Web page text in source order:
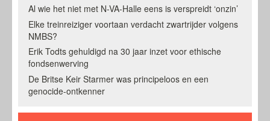
Al wie het niet met N-VA-Halle eens is verspreidt ‘onzin’
Elke treinreiziger voortaan verdacht zwartrijder volgens
NMBS?
Erik Todts gehuldigd na 30 jaar inzet voor ethische
fondsenwerving
De Britse Keir Starmer was principeloos en een
genocide-ontkenner